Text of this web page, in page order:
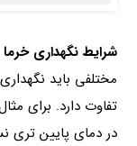
شرایط نگهداری خرما
مختلفی باید
تفاوت دارد. برای
در دمای پایین‌ تری